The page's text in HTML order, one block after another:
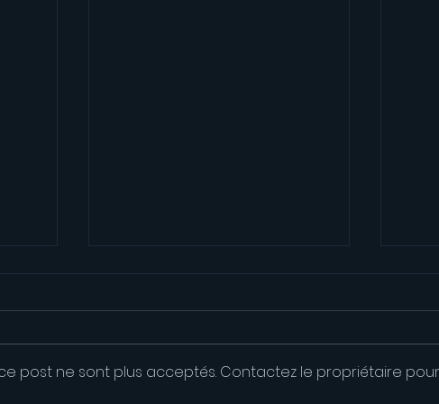
post ne sont plus acceptés. Contactez le propriétaire pour